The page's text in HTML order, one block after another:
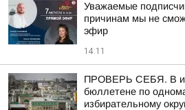
Уважаемые
причинам мы не
эфир
14:11
ПРОВЕРЬ СЕБЯ. В
бюллетене по
избирательному